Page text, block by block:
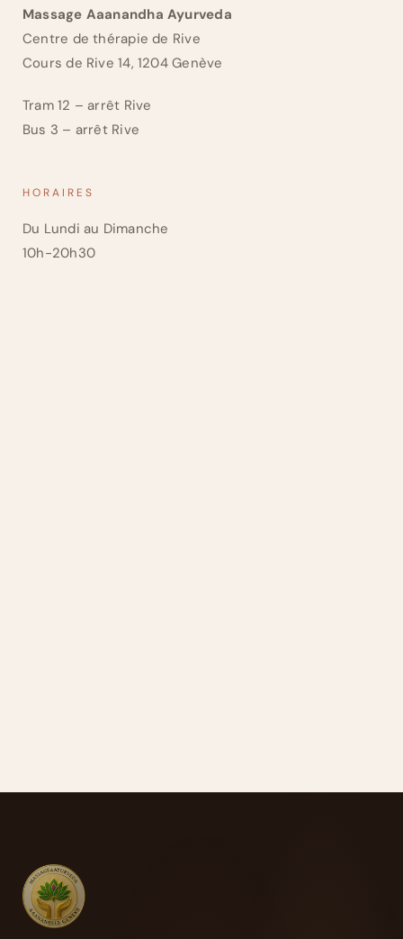
Massage Aaanandha Ayurveda
Centre de thérapie de Rive
Cours de Rive 14, 1204 Genève
Tram 12 – arrêt Rive
Bus 3 – arrêt Rive
HORAIRES
Du Lundi au Dimanche
10h-20h30